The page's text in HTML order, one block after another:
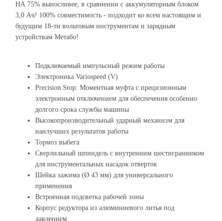
НА 75% выносливее, в сравнении с аккумуляторным блоком
3,0 Ач! 100% совместимость - подходит ко всем настоящим и
будущим 18-ти вольтовым инструментам и зарядным
устройствам Метабо!
Подключаемый импульсный режим работы
Электроника Variospeed (V)
Precision Stop: Моментная муфта с прецизионным
электронным отключением для обеспечения особенно
долгого срока службы машины
Высокопроизводительный ударный механизм для
наилучших результатов работы
Тормоз выбега
Сверлильный шпиндель с внутренним шестигранником
для инструментальных насадок отверток
Шейка зажима (Ø 43 мм) для универсального
применения
Встроенная подсветка рабочей зоны
Корпус редуктора из алюминиевого литья под
давлением